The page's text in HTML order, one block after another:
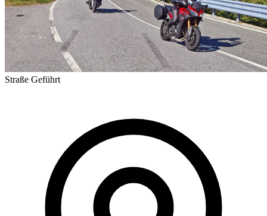
Straße Geführt